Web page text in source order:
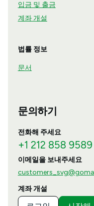
입금 및 출금
계좌 개설
법률 정보
문서
문의하기
전화해 주세요
+1 212 858 9589
이메일을 보내주세요
계좌 개설